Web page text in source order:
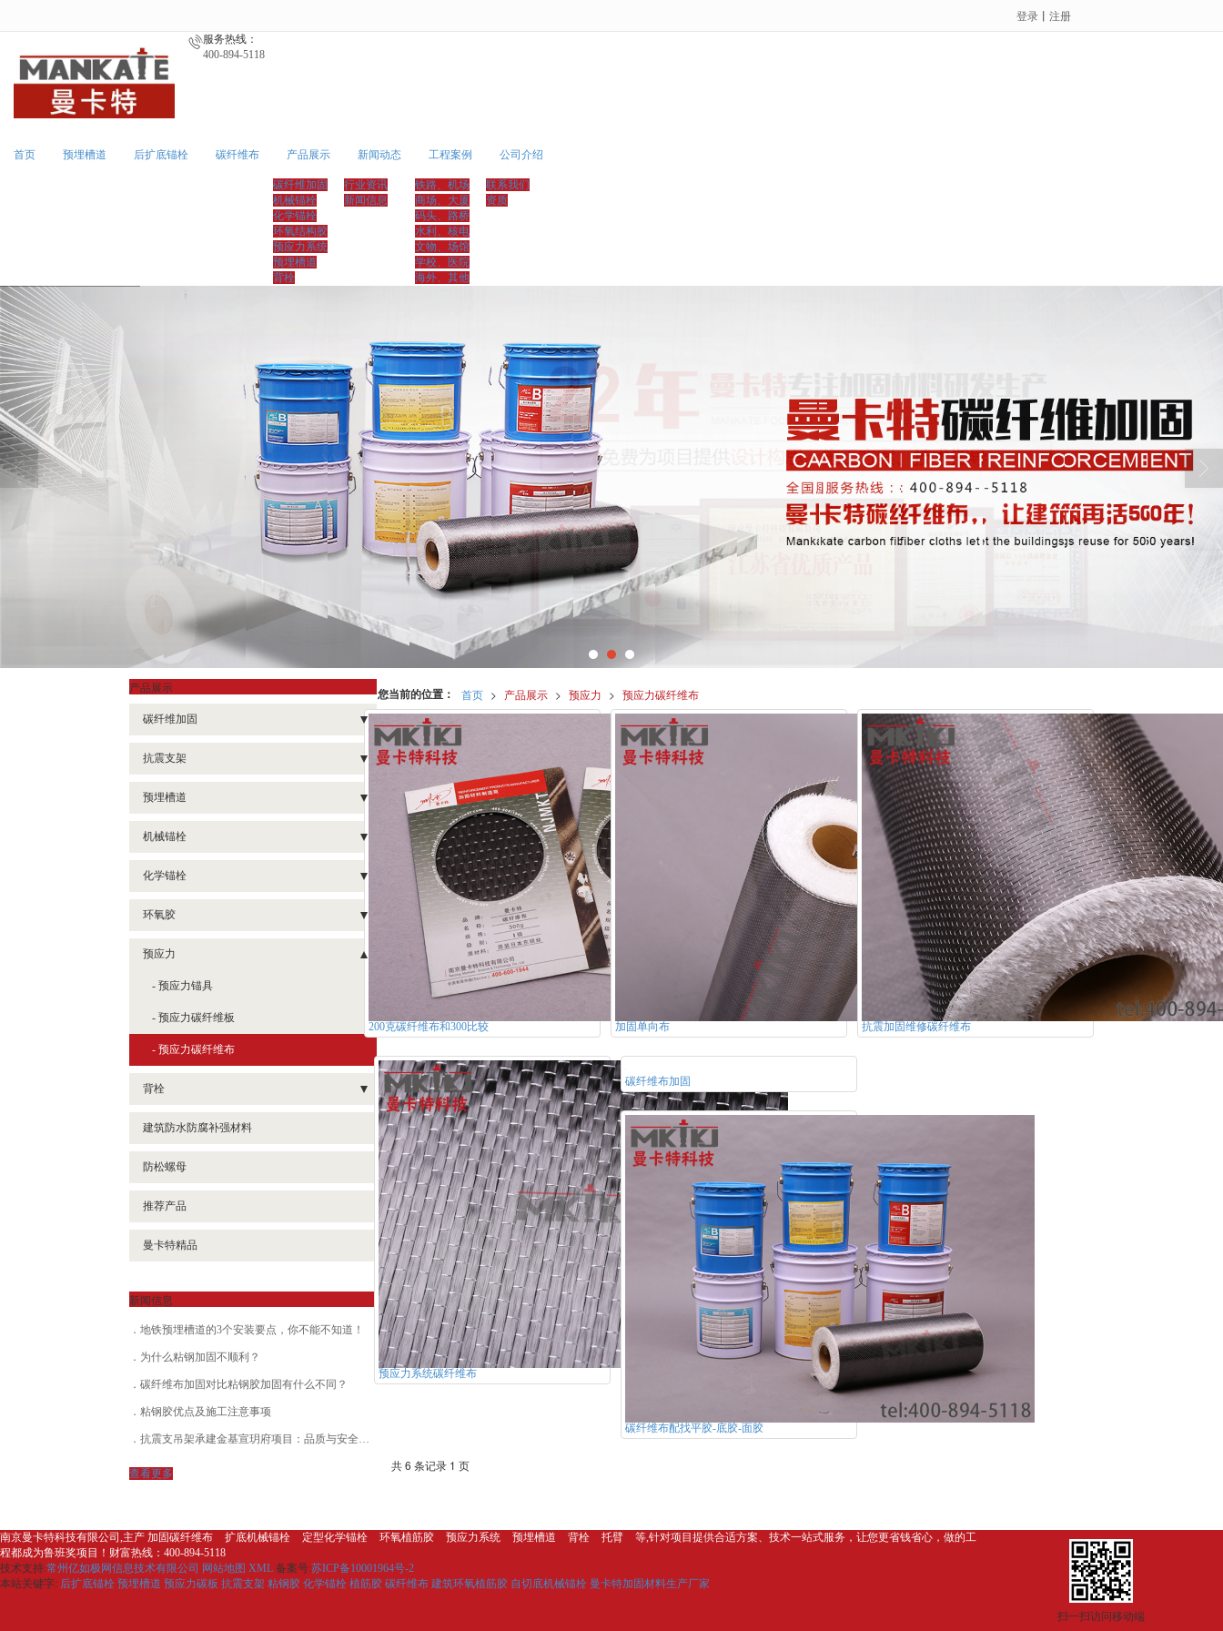
登录 丨 注册
服务热线：
400-894-5118
首页 预埋槽道 后扩底锚栓 碳纤维布 产品展示
碳纤维加固
机械锚栓
化学锚栓
环氧结构胶
预应力系统
预埋槽道
背栓
新闻动态
行业资讯
新闻信息
工程案例
铁路、机场
商场、大厦
码头、路桥
水利、核电
文物、场馆
学校、医院
海外、其他
公司介绍
联系我们
资质
您当前的位置： 首页 > 产品展示 > 预应力 > 预应力碳纤维布
200克碳纤维布和300比较 加固单向布 抗震加固维修碳纤维布
预应力系统碳纤维布
碳纤维布加固
碳纤维布配找平胶-底胶-面胶
共 6 条记录 1 页
产品展示
碳纤维加固
- 碳纤维布
- 碳纤维板
- 碳纤维板胶
- 碳纤维底胶
- 碳纤维找平胶
抗震支架
- 水管抗震支架
- 电气桥架抗震支架
- 风管抗震支架
预埋槽道
- 直线型预埋槽道
- 弧形槽式预埋件
机械锚栓
- 后扩底锚栓
- 自扩/切底锚栓
- 胶粘模扩底锚栓
化学锚栓
- 定型化学锚栓
- 化学螺栓
环氧胶
- 大桶散装植筋胶
- 注射式植筋胶 MT500
- 植筋胶 NJMKT390
- 粘钢胶
- 灌缝胶
- 混凝土裂缝修补胶
预应力
- 预应力锚具
- 预应力碳纤维板
- 预应力碳纤维布
背栓
- 旋进式背栓
- 齐平式背栓
建筑防水防腐补强材料
防松螺母
推荐产品
曼卡特精品
新闻信息
地铁预埋槽道的3个安装要点，你不能不知道！
为什么粘钢加固不顺利？
碳纤维布加固对比粘钢胶加固有什么不同？
粘钢胶优点及施工注意事项
抗震支吊架承建金基宣玥府项目：品质与安全性的结合
查看更多
南京曼卡特科技有限公司,主产 加固碳纤维布 扩底机械锚栓 定型化学锚栓 环氧植筋胶 预应力系统 预埋槽道 背栓 托臂 等,针对项目提供合适方案、技术一站式服务，让您更省钱省心，做的工
程都成为鲁班奖项目！财富热线：400-894-5118
技术支持:常州亿如极网信息技术有限公司 网站地图 XML 备案号:苏ICP备10001964号-2
本站关键字: 后扩底锚栓 预埋槽道 预应力碳板 抗震支架 粘钢胶 化学锚栓 植筋胶 碳纤维布 建筑环氧植筋胶 自切底机械锚栓 曼卡特加固材料生产厂家
扫一扫访问移动端